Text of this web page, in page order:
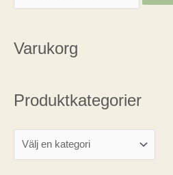
ö
e
e
Varukorg
Produktkategorier